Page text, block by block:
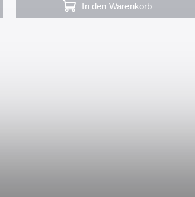
In den Warenkorb